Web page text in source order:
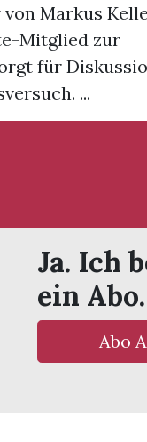
Markus
Mitglied zur
für
...
Ja. Ich
ein Abo.
Abo